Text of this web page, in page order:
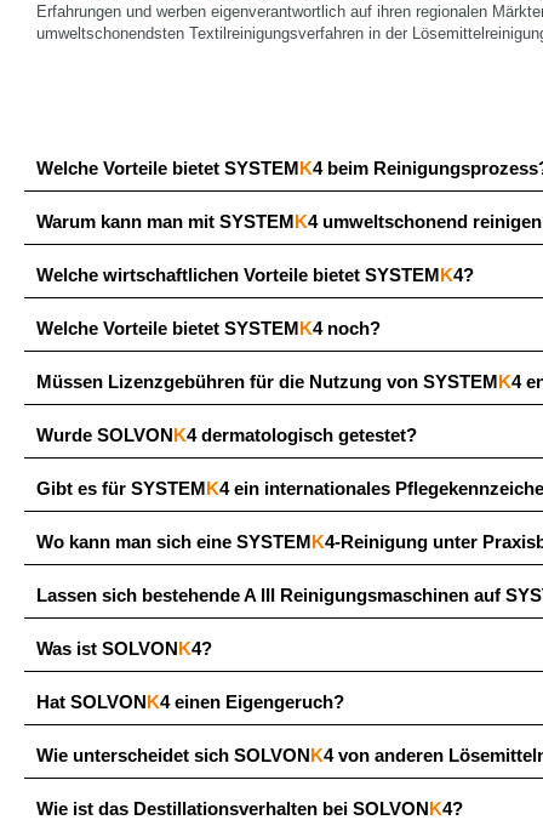
Erfahrungen und werben eigenverantwortlich auf ihren regionalen
umweltschonendsten Textilreinigungsverfahren in der
Welche Vorteile bietet SYSTEMK4 beim
Warum kann man mit SYSTEMK4 umweltschonend
Welche wirtschaftlichen Vorteile bietet SYSTEMK4?
Welche Vorteile bietet SYSTEMK4 noch?
Müssen Lizenzgebühren für die Nutzung von SYSTEMK4
Wurde SOLVONK4 dermatologisch getestet?
Gibt es für SYSTEMK4 ein internationales
Wo kann man sich eine SYSTEMK4-Reinigung unter
Lassen sich bestehende A III Reinigungsmaschinen auf
Was ist SOLVONK4?
Hat SOLVONK4 einen Eigengeruch?
Wie unterscheidet sich SOLVONK4 von anderen
Wie ist das Destillationsverhalten bei SOLVONK4?